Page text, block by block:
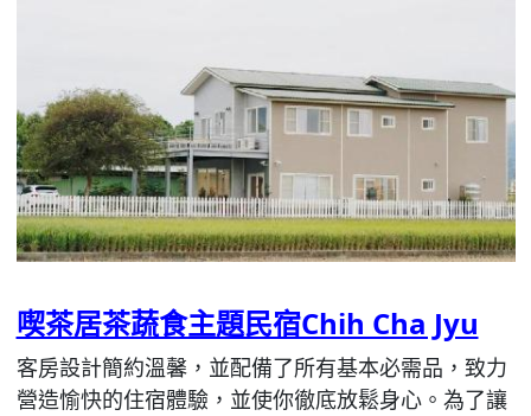
喫茶居茶蔬食主題民宿Chih Cha Jyu
客房設計簡約溫馨，並配備了所有基本必需品，致力
營造愉快的住宿體驗，並使你徹底放鬆身心。為了讓